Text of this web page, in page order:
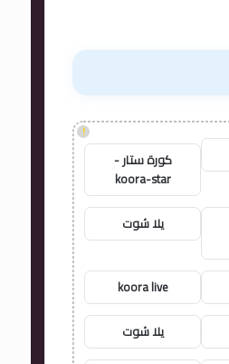
!
كورة ستار -
koora-star
يلا شوت
koora live
يلا شوت